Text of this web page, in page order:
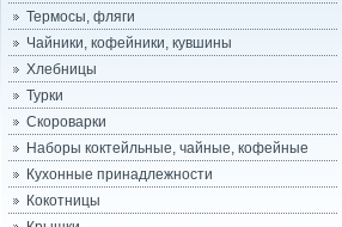
Термосы, фляги
Чайники, кофейники, кувшины
Хлебницы
Турки
Скороварки
Наборы коктейльные, чайные, кофейные
Кухонные принадлежности
Кокотницы